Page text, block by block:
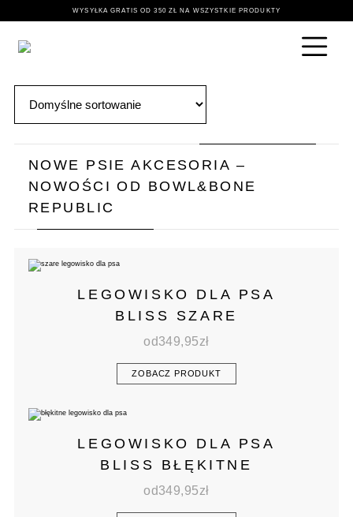
WYSYŁKA GRATIS OD 350 ZŁ NA WSZYSTKIE PRODUKTY
NOWE PSIE AKCESORIA –
NOWOŚCI OD BOWL&BONE
REPUBLIC
LEGOWISKO DLA PSA
BLISS SZARE
od349,95zł
ZOBACZ PRODUKT
LEGOWISKO DLA PSA
BLISS BŁĘKITNE
od349,95zł